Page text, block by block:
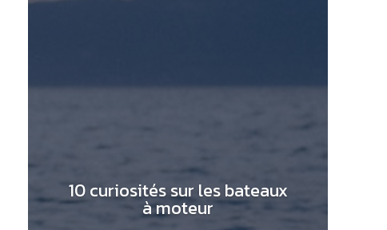
10 curiosités sur les bateaux
à moteur